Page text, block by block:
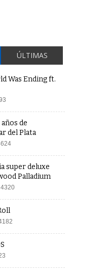
ÚLTIMAS
Was Ending ft.
de
del Plata
super deluxe
Palladium
4320